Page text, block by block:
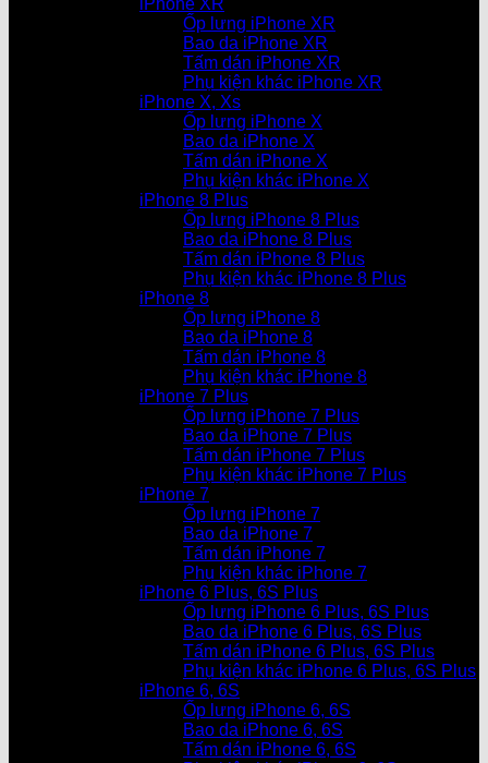
iPhone XR
Ốp lưng iPhone XR
Bao da iPhone XR
Tấm dán iPhone XR
Phụ kiện khác iPhone XR
iPhone X, Xs
Ốp lưng iPhone X
Bao da iPhone X
Tấm dán iPhone X
Phụ kiện khác iPhone X
iPhone 8 Plus
Ốp lưng iPhone 8 Plus
Bao da iPhone 8 Plus
Tấm dán iPhone 8 Plus
Phụ kiện khác iPhone 8 Plus
iPhone 8
Ốp lưng iPhone 8
Bao da iPhone 8
Tấm dán iPhone 8
Phụ kiện khác iPhone 8
iPhone 7 Plus
Ốp lưng iPhone 7 Plus
Bao da iPhone 7 Plus
Tấm dán iPhone 7 Plus
Phụ kiện khác iPhone 7 Plus
iPhone 7
Ốp lưng iPhone 7
Bao da iPhone 7
Tấm dán iPhone 7
Phụ kiện khác iPhone 7
iPhone 6 Plus, 6S Plus
Ốp lưng iPhone 6 Plus, 6S Plus
Bao da iPhone 6 Plus, 6S Plus
Tấm dán iPhone 6 Plus, 6S Plus
Phụ kiện khác iPhone 6 Plus, 6S Plus
iPhone 6, 6S
Ốp lưng iPhone 6, 6S
Bao da iPhone 6, 6S
Tấm dán iPhone 6, 6S